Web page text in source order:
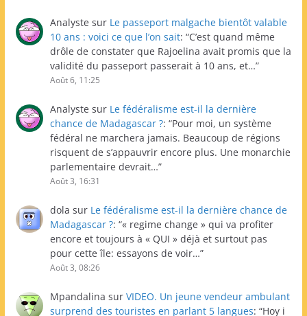
Analyste sur Le passeport malgache bientôt valable
10 ans : voici ce que l’on sait: “C’est quand même
drôle de constater que Rajoelina avait promis que la
validité du passeport passerait à 10 ans, et…”
Août 6, 11:25
Analyste sur Le fédéralisme est-il la dernière
chance de Madagascar ?: “Pour moi, un système
fédéral ne marchera jamais. Beaucoup de régions
risquent de s’appauvrir encore plus. Une monarchie
parlementaire devrait…”
Août 3, 16:31
dola sur Le fédéralisme est-il la dernière chance de
Madagascar ?: “« regime change » qui va profiter
encore et toujours à « QUI » déjà et surtout pas
pour cette île: essayons de voir…”
Août 3, 08:26
Mpandalina sur VIDEO. Un jeune vendeur ambulant
surprend des touristes en parlant 5 langues: “Hoy i